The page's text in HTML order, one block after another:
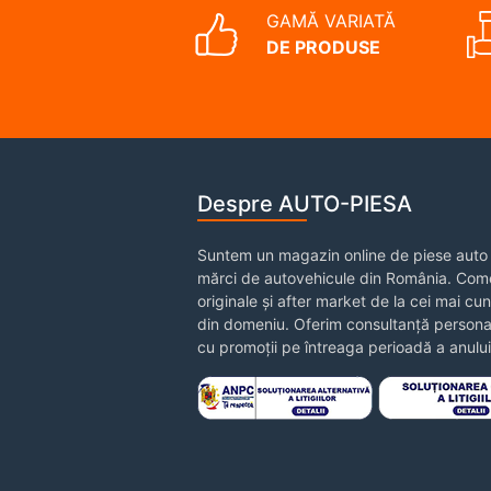
GAMĂ VARIATĂ
DE PRODUSE
Despre AUTO-PIESA
Suntem un magazin online de piese
mărci de autovehicule din România.
originale și after market de la cei mai
din domeniu. Oferim consultanță
cu promoții pe întreaga perioadă a